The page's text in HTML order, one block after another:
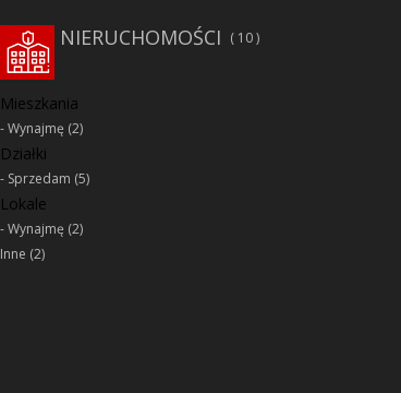
NIERUCHOMOŚCI 10
Mieszkania
Wynajmę (2)
Działki
Sprzedam (5)
Lokale
Wynajmę (2)
Inne (2)